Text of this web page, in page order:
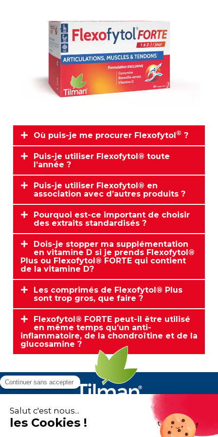
Où puis-je me procurer Flexofytol® ?
Puis-je utiliser Flexofytol® toute
l’année ?
Puis-je utiliser Flexofytol® en
association avec d’autres produits ?
Pourquoi est-ce important de choisir
des extraits standardisés ?
Dois-je stopper ma supplémentation
en vitamine D si je prends Flexofytol®
Plus ou Flexofytol® FORTE qui contient
de la vitamine D?
Les comprimés de Flexofytol® Plus
sont trop gros, que faire ?
Flexofytol® FORTE peut-il être utilisé
en même temps qu’un anti-
inflammatoire, de la chondroïtine et de la
glucosamine ?
Flexofytolest un produit du laboratoire Tilman
Tous droits réservés. © 2026 Tilman